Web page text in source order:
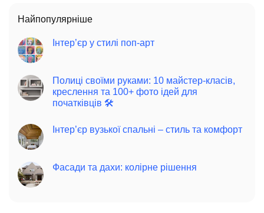
Найпопулярніше
Інтер’єр у стилі поп-арт
Полиці своїми руками: 10 майстер-класів,
креслення та 100+ фото ідей для
початківців 🛠️
Інтер’єр вузької спальні – стиль та комфорт
Фасади та дахи: колірне рішення